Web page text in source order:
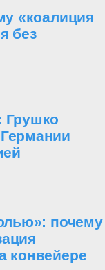
«коалиция
без
Грушко
почему
конвейере